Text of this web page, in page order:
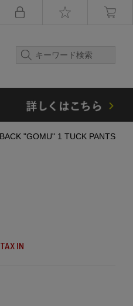
BACK "GOMU" 1 TUCK PANTS
TAX IN